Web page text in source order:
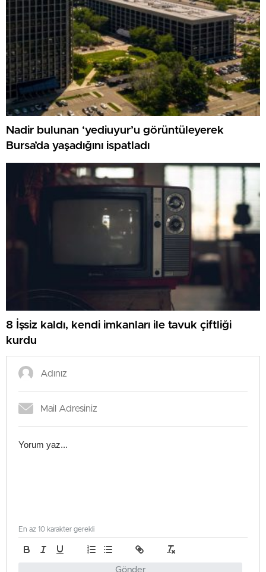
Nadir bulunan ‘yediuyur’u görüntüleyerek
Bursa’da yaşadığını ispatladı
8 İşsiz kaldı, kendi imkanları ile tavuk çiftliği
kurdu
Gönder
En az 10 karakter gerekli